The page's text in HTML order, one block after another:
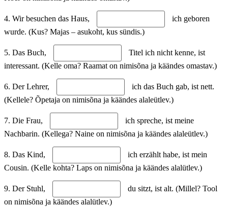
4. Wir besuchen das Haus,
ich geboren
wurde. (Kus? Majas – asukoht, kus sündis.)
5. Das Buch,
Titel ich nicht kenne, ist
interessant. (Kelle oma? Raamat on nimisõna ja käändes omastav.)
6. Der Lehrer,
ich das Buch gab, ist nett.
(Kellele? Õpetaja on nimisõna ja käändes alaleütlev.)
7. Die Frau,
ich spreche, ist meine
Nachbarin. (Kellega? Naine on nimisõna ja käändes alaleütlev.)
8. Das Kind,
ich erzählt habe, ist mein
Cousin. (Kelle kohta? Laps on nimisõna ja käändes alalütlev.)
9. Der Stuhl,
du sitzt, ist alt. (Millel? Tool
on nimisõna ja käändes alalütlev.)